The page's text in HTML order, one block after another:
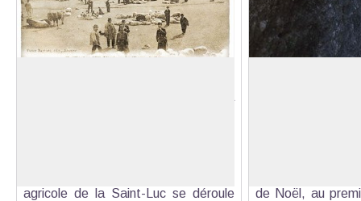
agricole de la Saint-Luc se déroule
de Noël, au